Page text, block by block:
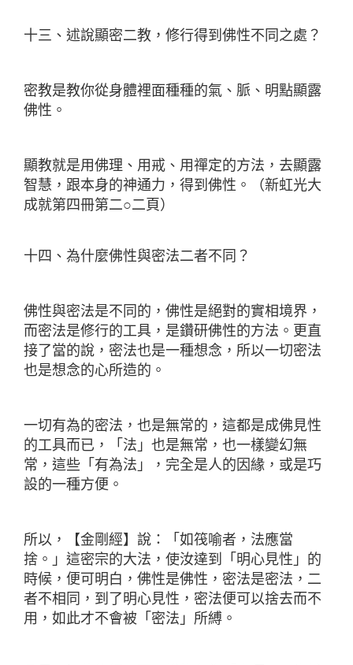
十三、述說顯密二教，修行得到佛性不同之處？
密教是教你從身體裡面種種的氣、脈、明點顯露
佛性。
顯教就是用佛理、用戒、用禪定的方法，去顯露
智慧，跟本身的神通力，得到佛性。（新虹光大
成就第四冊第二○二頁）
十四、為什麼佛性與密法二者不同？
佛性與密法是不同的，佛性是絕對的實相境界，
而密法是修行的工具，是鑽研佛性的方法。更直
接了當的說，密法也是一種想念，所以一切密法
也是想念的心所造的。
一切有為的密法，也是無常的，這都是成佛見性
的工具而已，「法」也是無常，也一樣變幻無
常，這些「有為法」，完全是人的因緣，或是巧
設的一種方便。
所以，【金剛經】說：「如筏喻者，法應當
捨。」這密宗的大法，使汝達到「明心見性」的
時候，便可明白，佛性是佛性，密法是密法，二
者不相同，到了明心見性，密法便可以捨去而不
用，如此才不會被「密法」所縛。